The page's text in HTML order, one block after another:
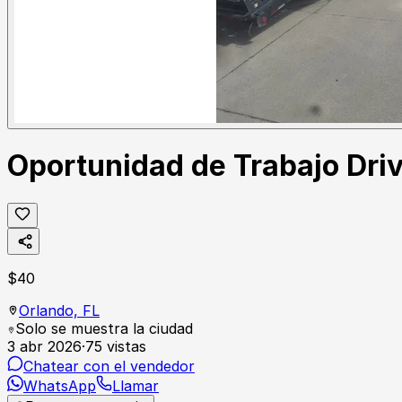
Oportunidad de Trabajo
$40
Orlando, FL
Solo se muestra la ciudad
3 abr 2026·75 vistas
Chatear con el vendedor
WhatsApp
Llamar